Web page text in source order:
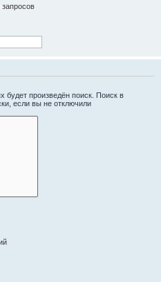
произведён поиск. Поиск в
если вы не отключили